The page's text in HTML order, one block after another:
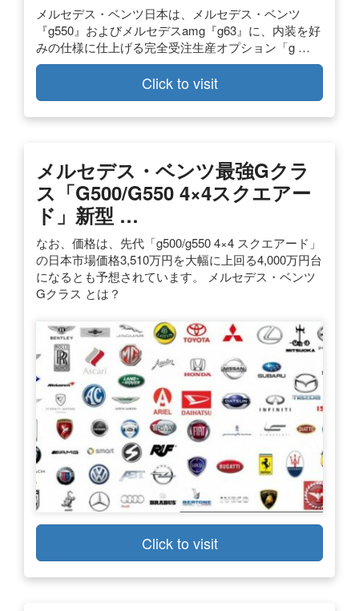
メルセデス・ベンツ日本は、メルセデス・ベンツ
『g550』およびメルセデスamg『g63』に、内装を好
みの仕様に仕上げる完全受注生産オプション「g …
Click to visit
メルセデス・ベンツ最強Gクラ
ス「G500/G550 4×4スクエアー
ド」新型 …
なお、価格は、先代「g500/g550 4×4 スクエアード」
の日本市場価格3,510万円を大幅に上回る4,000万円台
になるとも予想されています。 メルセデス・ベンツ
Gクラス とは？
Click to visit